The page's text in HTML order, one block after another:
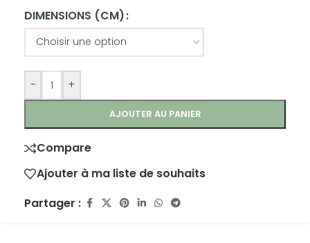
DIMENSIONS (CM)
- +
AJOUTER AU PANIER
Compare
Ajouter à ma liste de souhaits
Partager :